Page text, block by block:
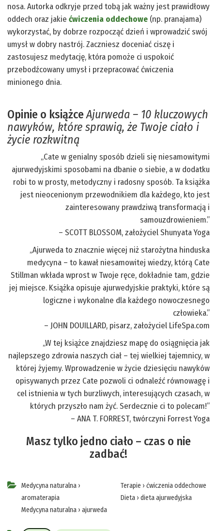
nosa. Autorka odkryje przed tobą jak ważny jest prawidłowy
oddech oraz jakie ćwiczenia oddechowe (np. pranajama)
wykorzystać, by dobrze rozpocząć dzień i wprowadzić swój
umysł w dobry nastrój. Zaczniesz doceniać ciszę i
zastosujesz medytację, która pomoże ci uspokoić
przebodźcowany umysł i przepracować ćwiczenia
minionego dnia.
Opinie o książceAjurweda – 10 kluczowych
nawyków, które sprawią, że Twoje ciało i
życie rozkwitną
„Cate w genialny sposób dzieli się niesamowitymi
ajurwedyjskimi sposobami na dbanie o siebie, a w dodatku
robi to w prosty, metodyczny i radosny sposób. Ta książka
jest nieocenionym przewodnikiem dla każdego, kto jest
zainteresowany prawdziwą transformacją i
samouzdrowieniem.”
– SCOTT BLOSSOM, założyciel Shunyata Yoga
„Ajurweda to znacznie więcej niż starożytna hinduska
medycyna – to kawał niesamowitej wiedzy, którą Cate
Stillman wkłada wprost w Twoje ręce, dokładnie tam, gdzie
jej miejsce. Książka opisuje ajurwedyjskie praktyki, które są
logiczne i wykonalne dla każdego nowoczesnego
człowieka.”
– JOHN DOUILLARD, pisarz, założyciel LifeSpa.com
„W tej książce znajdziesz mapę do osiągnięcia jak
najlepszego zdrowia naszych ciał – tej wielkiej tajemnicy, w
której żyjemy. Wprowadzenie w życie dziesięciu nawyków
opisywanych przez Cate pozwoli ci odnaleźć równowagę i
cel istnienia w tych burzliwych, interesujących czasach, w
których przyszło nam żyć. Serdecznie ci to polecam!”
– ANA T. FORREST, twórczyni Forrest Yoga
Masz tylko jedno ciało – czas o nie
zadbać!
Medycyna naturalna ›
aromaterapia
Medycyna naturalna › ajurweda
Terapie › ćwiczenia oddechowe
Dieta› dieta ajurwedyjska